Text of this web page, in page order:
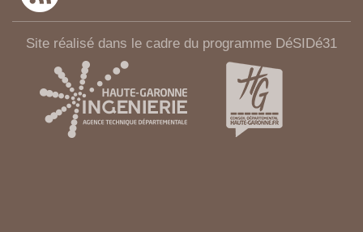
Site réalisé dans le cadre du programme DéSIDé31